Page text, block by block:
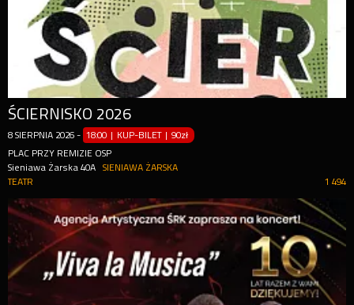
ŚCIERNISKO 2026
8 SIERPNIA 2026 - 18:00 | KUP-BILET |90zł
PLAC PRZY REMIZIE OSP
Sieniawa Żarska 40A
SIENIAWA ŻARSKA
1 494
TEATR